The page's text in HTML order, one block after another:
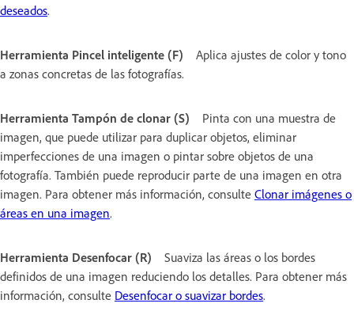
deseados.
Herramienta Pincel inteligente (F)
Aplica ajustes de color y tono
a zonas concretas de las fotografías.
Herramienta Tampón de clonar (S)
Pinta con una muestra de
imagen, que puede utilizar para duplicar objetos, eliminar
imperfecciones de una imagen o pintar sobre objetos de una
fotografía. También puede reproducir parte de una imagen en otra
imagen. Para obtener más información, consulte Clonar imágenes o
áreas en una imagen.
Herramienta Desenfocar (R)
Suaviza las áreas o los bordes
definidos de una imagen reduciendo los detalles. Para obtener más
información, consulte Desenfocar o suavizar bordes.